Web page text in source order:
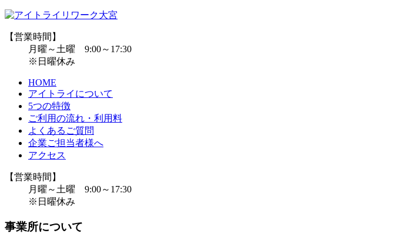
【営業時間】
月曜～土曜 9:00～17:30
※日曜休み
HOME
アイトライについて
5つの特徴
ご利用の流れ・利用料
よくあるご質問
企業ご担当者様へ
アクセス
【営業時間】
月曜～土曜 9:00～17:30
※日曜休み
事業所について